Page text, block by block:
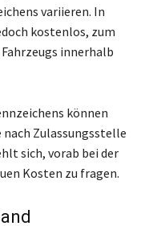
variieren. In
kostenlos, zum
innerhalb
können
nach Zulassungsstelle
sich, vorab bei der
Kosten zu fragen.